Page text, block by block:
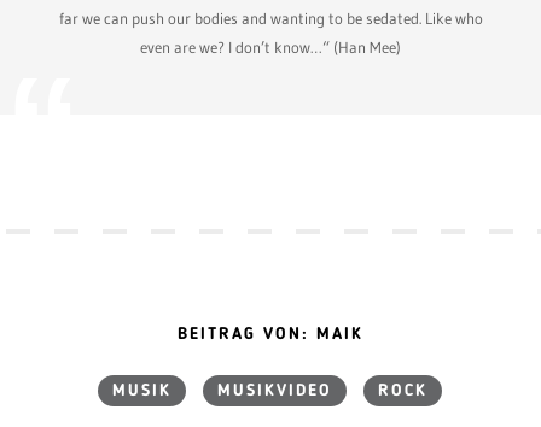
far we can push our bodies and wanting to be sedated. Like who
even are we? I don’t know…“ (Han Mee)
BEITRAG VON: MAIK
MUSIK MUSIKVIDEO ROCK